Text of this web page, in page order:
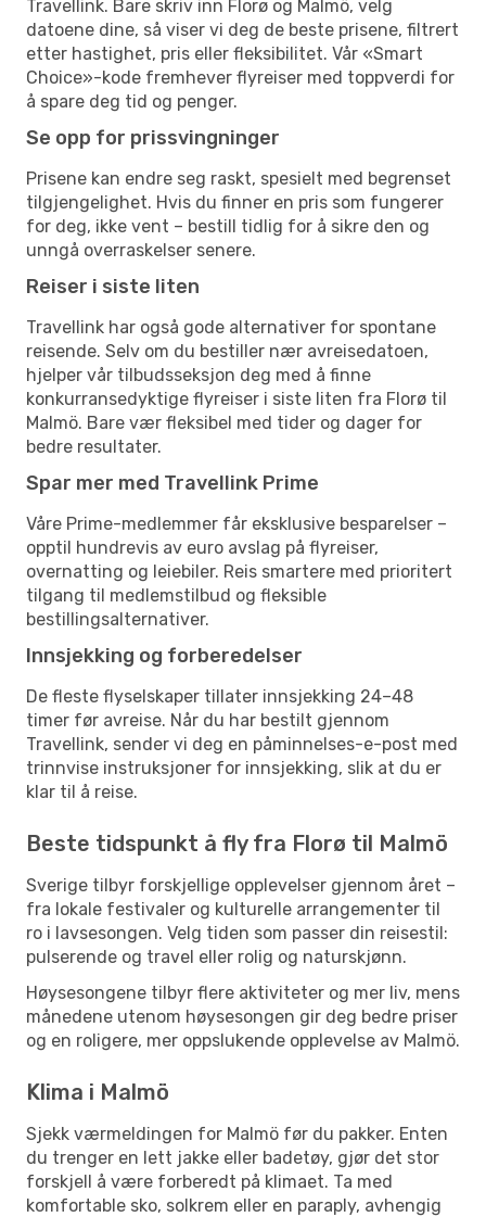
Travellink. Bare skriv inn Florø og Malmö, velg
datoene dine, så viser vi deg de beste prisene, filtrert
etter hastighet, pris eller fleksibilitet. Vår «Smart
Choice»-kode fremhever flyreiser med toppverdi for
å spare deg tid og penger.
Se opp for prissvingninger
Prisene kan endre seg raskt, spesielt med begrenset
tilgjengelighet. Hvis du finner en pris som fungerer
for deg, ikke vent – bestill tidlig for å sikre den og
unngå overraskelser senere.
Reiser i siste liten
Travellink har også gode alternativer for spontane
reisende. Selv om du bestiller nær avreisedatoen,
hjelper vår tilbudsseksjon deg med å finne
konkurransedyktige flyreiser i siste liten fra Florø til
Malmö. Bare vær fleksibel med tider og dager for
bedre resultater.
Spar mer med Travellink Prime
Våre Prime-medlemmer får eksklusive besparelser –
opptil hundrevis av euro avslag på flyreiser,
overnatting og leiebiler. Reis smartere med prioritert
tilgang til medlemstilbud og fleksible
bestillingsalternativer.
Innsjekking og forberedelser
De fleste flyselskaper tillater innsjekking 24–48
timer før avreise. Når du har bestilt gjennom
Travellink, sender vi deg en påminnelses-e-post med
trinnvise instruksjoner for innsjekking, slik at du er
klar til å reise.
Beste tidspunkt å fly fra Florø til Malmö
Sverige tilbyr forskjellige opplevelser gjennom året –
fra lokale festivaler og kulturelle arrangementer til
ro i lavsesongen. Velg tiden som passer din reisestil:
pulserende og travel eller rolig og naturskjønn.
Høysesongene tilbyr flere aktiviteter og mer liv, mens
månedene utenom høysesongen gir deg bedre priser
og en roligere, mer oppslukende opplevelse av Malmö.
Klima i Malmö
Sjekk værmeldingen for Malmö før du pakker. Enten
du trenger en lett jakke eller badetøy, gjør det stor
forskjell å være forberedt på klimaet. Ta med
komfortable sko, solkrem eller en paraply, avhengig